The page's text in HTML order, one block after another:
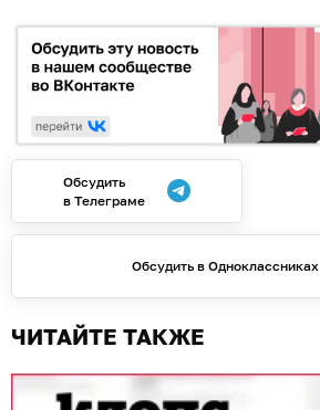
Обсудить
в Телеграме
Обсудить в Одноклассниках
ЧИТАЙТЕ ТАКЖЕ